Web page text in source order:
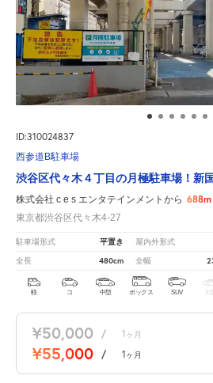
ID:310024837
西参道B駐車場
渋谷区代々木４丁目の月極駐車場！新
株式会社 c e s エンタテインメントから 688m
東京都渋谷区代々木4-27
駐車場形式 平置き 屋内外形式
全長 480cm 全幅
軽 コ 中型 ボックス SUV 大
¥50,000 / 1 ヶ月
¥55,000 / 1ヶ月